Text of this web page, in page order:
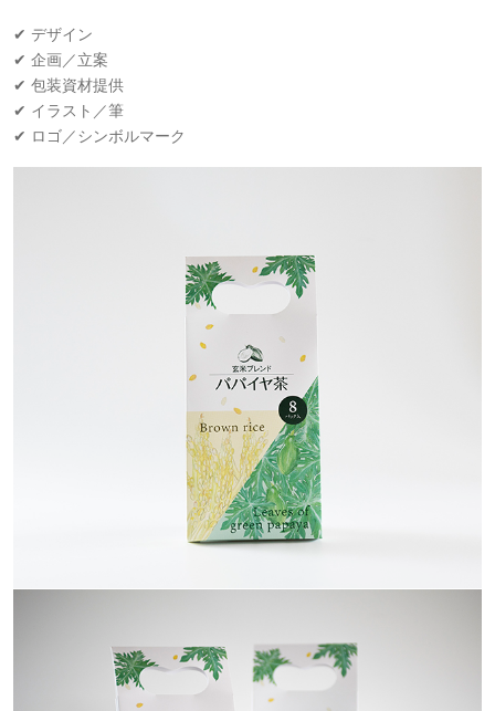
✔ デザイン
✔ 企画／立案
✔ 包装資材提供
✔ イラスト／筆
✔ ロゴ／シンボルマーク